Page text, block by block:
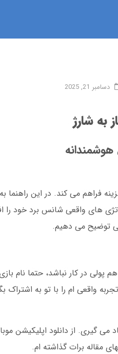
دسامبر 21, 2025
به شارژ
هوشمندانه
فراهم می کند. در این
های واقعی شانس برد خود
توضیح می دهیم.
در کار نباشد، حتما نام بازی
ام را با تو به اشتراک
می گیری. از دانلود اپلیکیشن
مقاله برات گذاشته ام.